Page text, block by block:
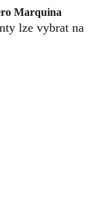
Marquina
lze vybrat na